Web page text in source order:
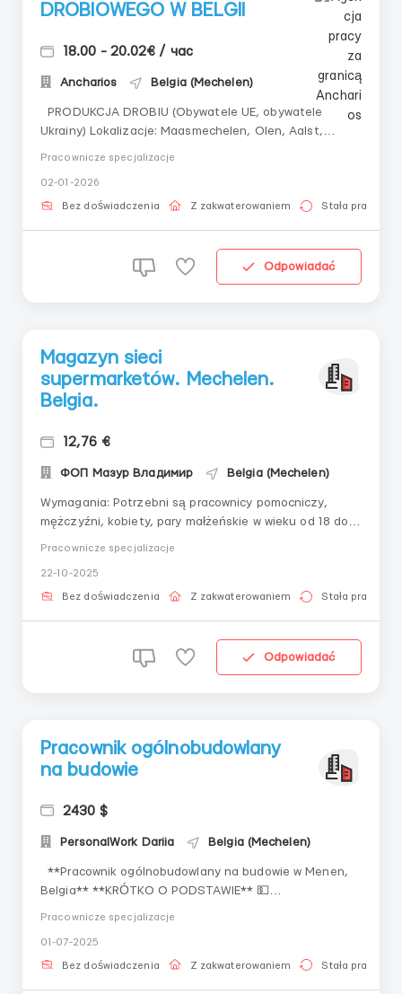
DROBIOWEGO W BELGII
18.00 - 20.02€ / час
Ancharios Belgia (Mechelen)
PRODUKCJA DROBIU (Obywatele UE, obywatele
Ukrainy) Lokalizacje: Maasmechelen, Olen, Aalst,
tygodniowo/Nadgodziny płatne 130-150%) Praca przy
pakowaniu i sortowaniu wyrobów drobiowyc...
Pracownicze specjalizacje
02-01-2026
Bez doświadczenia Z zakwaterowaniem Stała praca
Odpowiadać
Magazyn sieci
supermarketów. Mechelen.
Belgia.
12,76 €
ФОП Мазур Владимир Belgia (Mechelen)
Wymagania: Potrzebni są pracownicy pomocniczy,
mężczyźni, kobiety, pary małżeńskie w wieku od 18 do
pomocniczych zadań na terenie magazynu. Suche
zamknięte pomieszczenie, brak kontaktu z chemią.
Pracownicze specjalizacje
22-10-2025
Bez doświadczenia Z zakwaterowaniem Stała praca
Odpowiadać
Pracownik ogólnobudowlany
na budowie
2430 $
PersonalWork Dariia Belgia (Mechelen)
**Pracownik ogólnobudowlany na budowie w Menen,
Belgia** **KRÓTKO O PODSTAWIE** 💵
mężczyzn od 18 do 45 lat; 📜 Oficjalne zatrudnienie
przez polską firmę, wiza +pesel, karta pobytu + p...
Pracownicze specjalizacje
01-07-2025
Bez doświadczenia Z zakwaterowaniem Stała praca